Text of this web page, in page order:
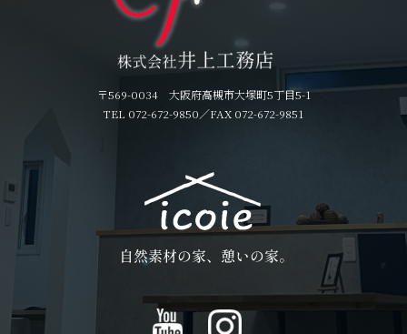
〒569-0034 大阪府高槻市大塚町5丁目5-1
TEL 072-672-9850／FAX 072-672-9851